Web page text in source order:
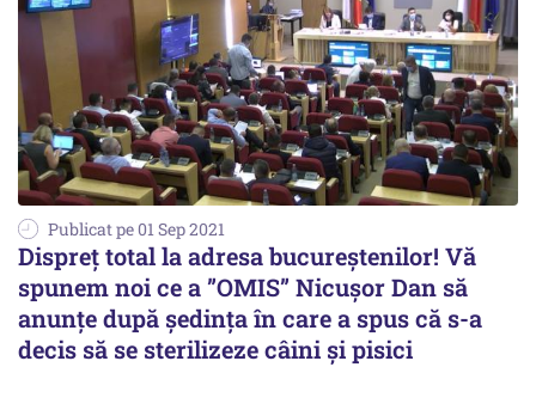
Publicat pe 01 Sep 2021
Dispreţ total la adresa bucureştenilor! Vă
spunem noi ce a ”OMIS” Nicuşor Dan să
anunţe după şedinţa în care a spus că s-a
decis să se sterilizeze câini şi pisici